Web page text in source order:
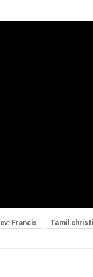
Francis Tamil